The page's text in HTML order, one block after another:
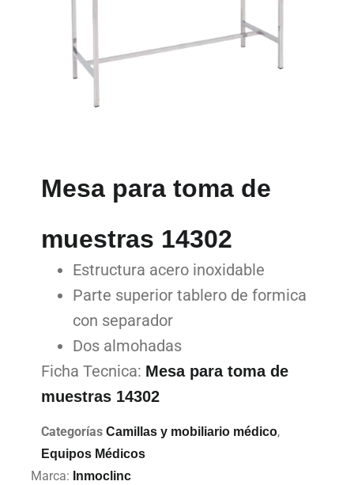
Mesa para toma de
muestras 14302
Estructura acero inoxidable
Parte superior tablero de formica
con separador
Dos almohadas
Ficha Tecnica: Mesa para toma de
muestras 14302
Categorías Camillas y mobiliario médico,
Equipos Médicos
Marca: Inmoclinc